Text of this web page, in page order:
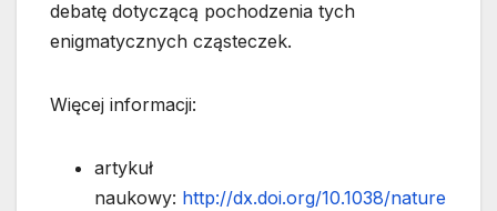
debatę dotyczącą pochodzenia tych
enigmatycznych cząsteczek.
Więcej informacji:
artykuł
naukowy: http://dx.doi.org/10.1038/nature